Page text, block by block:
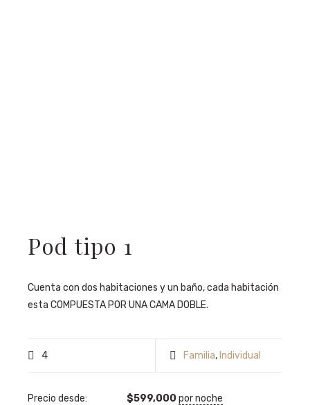
Pod tipo 1
Cuenta con dos habitaciones y un baño, cada habitación
esta COMPUESTA POR UNA CAMA DOBLE.
4 Familia, Individual
Precio desde: $599,000 por noche